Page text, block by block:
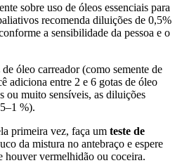
sobre uso de óleos essenciais para
recomenda diluições de 0,5%
a sensibilidade da pessoa e o
óleo carreador (como semente de
adiciona entre 2 e 6 gotas de óleo
ou muito sensíveis, as diluições
%).
primeira vez, faça um teste de
da mistura no antebraço e espere
houver vermelhidão ou coceira.